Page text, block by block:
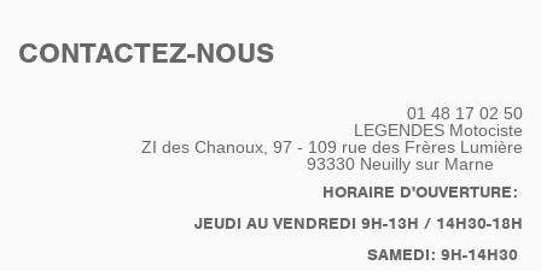
CONTACTEZ-NOUS
01 48 17 02 50
LEGENDES Motociste
ZI des Chanoux, 97 - 109 rue des Frères Lumière
93330 Neuilly sur Marne
HORAIRE D'OUVERTURE:
JEUDI AU VENDREDI 9H-13H / 14H30-18H
SAMEDI: 9H-14H30